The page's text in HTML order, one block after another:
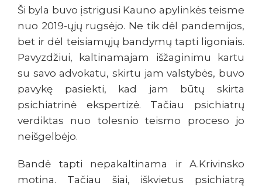
Ši byla buvo įstrigusi Kauno apylinkės teisme
nuo 2019-ųjų rugsėjo. Ne tik dėl pandemijos,
bet ir dėl teisiamųjų bandymų tapti ligoniais.
Pavyzdžiui, kaltinamajam išžaginimu kartu
su savo advokatu, skirtu jam valstybės, buvo
pavykę pasiekti, kad jam būtų skirta
psichiatrinė ekspertizė. Tačiau psichiatrų
verdiktas nuo tolesnio teismo proceso jo
neišgelbėjo.
Bandė tapti nepakaltinama ir A.Krivinsko
motina. Tačiau šiai, iškvietus psichiatrą